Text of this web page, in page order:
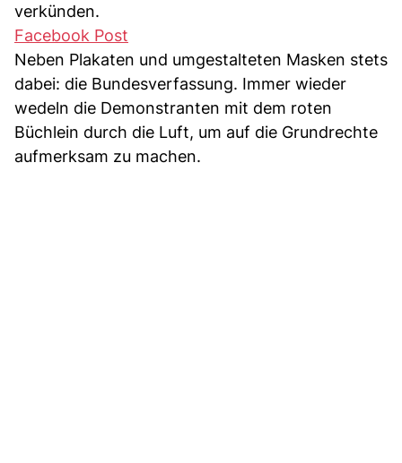
verkünden.
Facebook Post
Neben Plakaten und umgestalteten Masken stets
dabei: die Bundesverfassung. Immer wieder
wedeln die Demonstranten mit dem roten
Büchlein durch die Luft, um auf die Grundrechte
aufmerksam zu machen.